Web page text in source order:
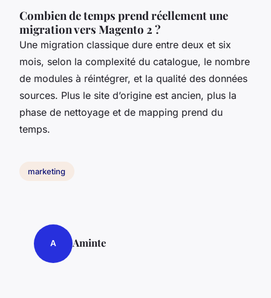
Combien de temps prend réellement une
migration vers Magento 2 ?
Une migration classique dure entre deux et six
mois, selon la complexité du catalogue, le nombre
de modules à réintégrer, et la qualité des données
sources. Plus le site d’origine est ancien, plus la
phase de nettoyage et de mapping prend du
temps.
marketing
A Aminte